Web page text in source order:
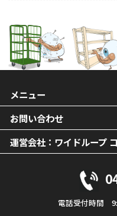
メニュー
お問い合わせ
運営会社：ワイドループ
電話受付時間